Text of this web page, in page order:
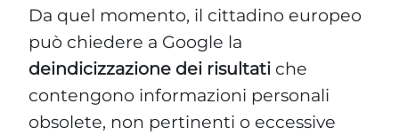
Da quel momento, il cittadino europeo
può chiedere a Google la
deindicizzazione dei risultati che
contengono informazioni personali
obsolete, non pertinenti o eccessive